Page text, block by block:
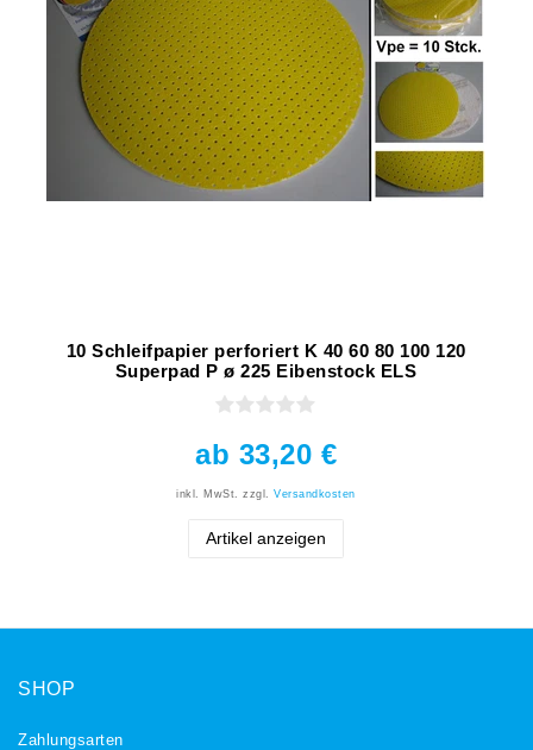
10 Schleifpapier perforiert K 40 60 80 100 120
Superpad P ø 225 Eibenstock ELS
ab 33,20 €
inkl. MwSt. zzgl.Versandkosten
Artikel anzeigen
SHOP
Zahlungsarten